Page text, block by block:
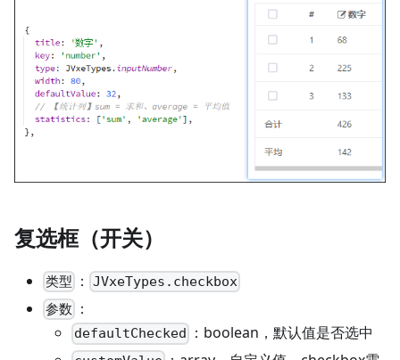
复选框（开关）
类型 ：
JVxeTypes.checkbox
参数
：
defaultChecked ：boolean，默认值是否选中